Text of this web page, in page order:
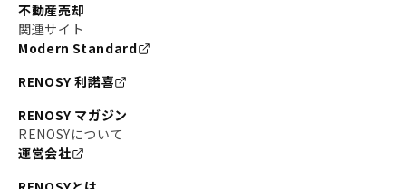
不動産売却
関連サイト
Modern Standard
RENOSY 利諾喜
RENOSY マガジン
RENOSYについて
運営会社